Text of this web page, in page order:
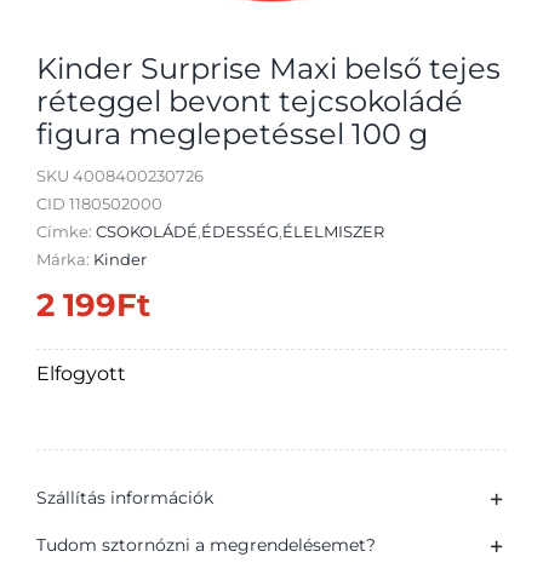
Kinder Surprise Maxi belső tejes
réteggel bevont tejcsokoládé
figura meglepetéssel 100 g
SKU 4008400230726
CID 1180502000
Címke: CSOKOLÁDÉ,ÉDESSÉG,ÉLELMISZER
Márka: Kinder
2 199Ft
Elfogyott
Szállítás információk
Tudom sztornózni a megrendelésemet?